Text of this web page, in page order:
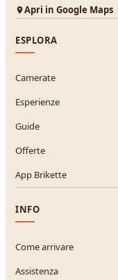
Apri in Google Maps
ESPLORA
Camerate
Esperienze
Guide
Offerte
App Brikette
INFO
Come arrivare
Assistenza